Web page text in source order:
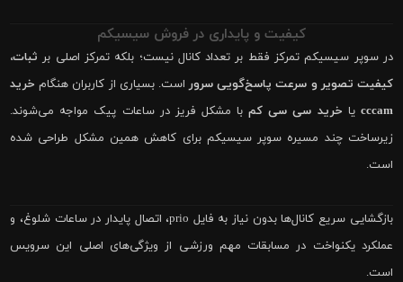
کیفیت و پایداری در فروش سیسیکم
در سوپر سیسیکم تمرکز فقط بر تعداد کانال نیست؛ بلکه تمرکز اصلی بر ثبات،
کیفیت تصویر و سرعت پاسخ‌گویی سروراست. بسیاری از کاربران هنگام خرید
cccam یا خرید سی سی کمبا مشکل فریز در ساعات پیک مواجه می‌شوند.
زیرساخت چند مسیره سوپر سیسیکم برای کاهش همین مشکل طراحی شده
است.
بازگشایی سریع کانال‌ها بدون نیاز به فایل prio، اتصال پایدار در ساعات شلوغ، و
عملکرد یکنواخت در مسابقات مهم ورزشی از ویژگی‌های اصلی این سرویس
است.